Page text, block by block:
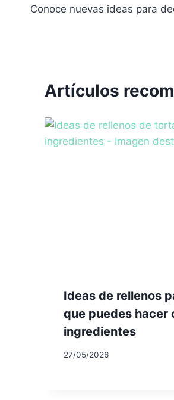
de
Conoce nuevas ideas para
Artículos
Ideas de rellenos
que puedes hacer
ingredientes
27/05/2026